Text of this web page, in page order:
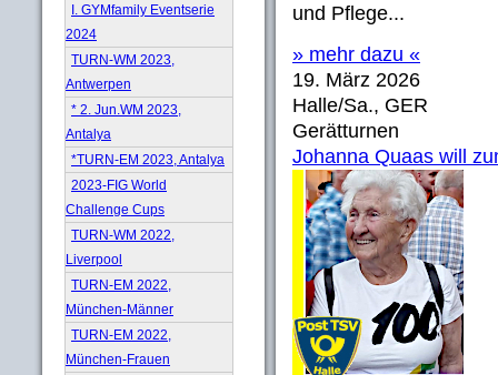
I. GYMfamily Eventserie
2024
TURN-WM 2023,
Antwerpen
* 2. Jun.WM 2023,
Antalya
*TURN-EM 2023, Antalya
2023-FIG World
Challenge Cups
TURN-WM 2022,
Liverpool
TURN-EM 2022,
München-Männer
TURN-EM 2022,
München-Frauen
und Pflege...
» mehr dazu «
19. März 2026
Halle/Sa., GER
Gerätturnen
Johanna Quaas will